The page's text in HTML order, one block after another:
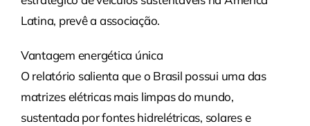
Latina, prevê a associação.
Vantagem energética única
O relatório salienta que o Brasil possui uma das
matrizes elétricas mais limpas do mundo,
sustentada por fontes hidrelétricas, solares e